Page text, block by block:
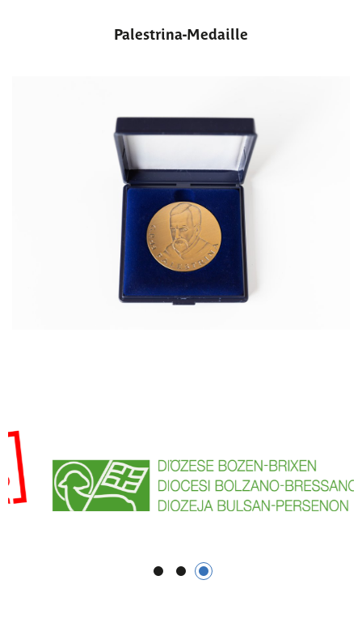
Palestrina-Medaille
1 2 3